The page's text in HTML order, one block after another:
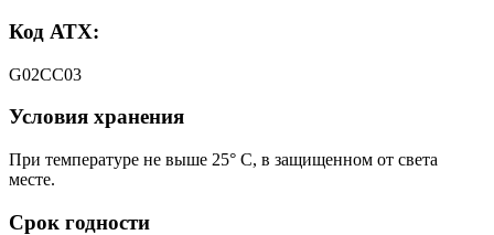
Код АТХ:
G02CC03
Условия хранения
При температуре не выше 25° С, в защищенном от света
месте.
Срок годности